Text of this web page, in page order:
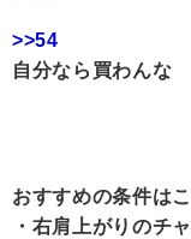
>>54
自分なら買わんな
おすすめの条件は
・右肩上がりのチ